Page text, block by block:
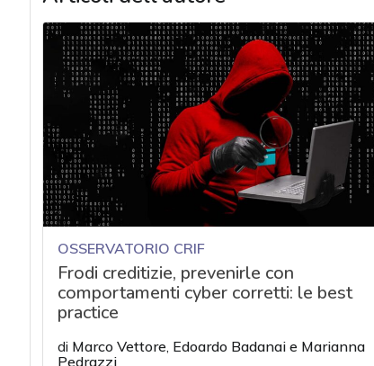
OSSERVATORIO CRIF
Frodi creditizie, prevenirle con
comportamenti cyber corretti: le best
practice
di Marco Vettore, Edoardo Badanaie Marianna
Pedrazzi